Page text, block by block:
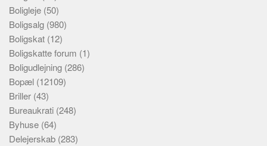
Boligleje (50)
Boligsalg (980)
Boligskat (12)
Boligskatte forum (1)
Boligudlejning (286)
Bopæl (12109)
Briller (43)
Bureaukrati (248)
Byhuse (64)
Delejerskab (283)